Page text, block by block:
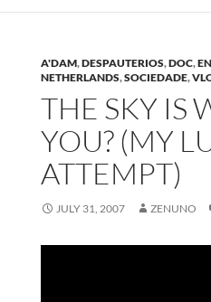
A'DAM,DESPAUTERIOS,DOC,
NETHERLANDS,SOCIEDADE,
THE SKY IS
YOU? (MY
ATTEMPT)
JULY 31, 2007 ZENUNO